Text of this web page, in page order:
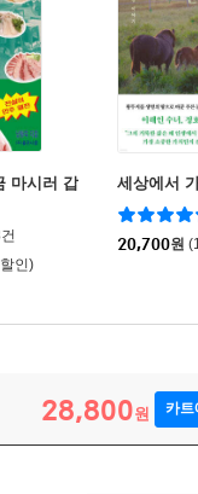
마시러 갑
인)
세상에서
20,700원
28,800원 카트